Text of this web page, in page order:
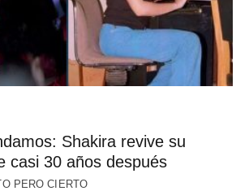
Shakira revive su
casi 30 años después
PERO CIERTO